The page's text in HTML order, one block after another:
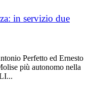
in servizio due
Perfetto ed Ernesto
più autonomo nella